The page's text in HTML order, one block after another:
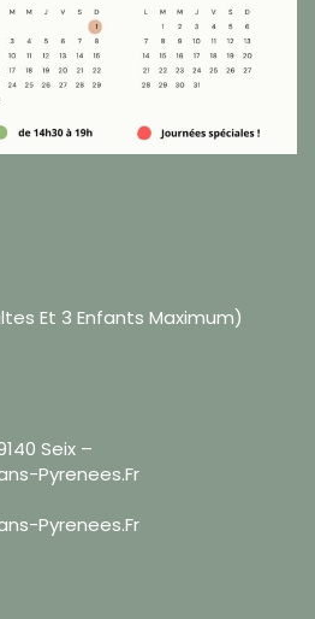
Et 3 Enfants Maximum)
Seix –
Pyrenees.fr
Pyrenees.fr